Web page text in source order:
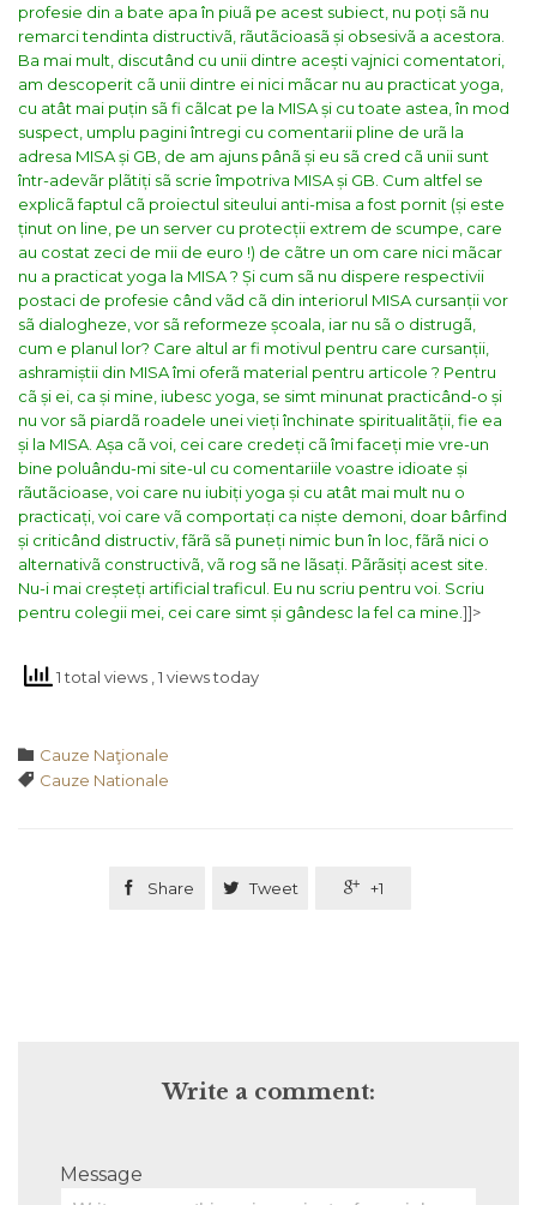
profesie din a bate apa în piuã pe acest subiect, nu poți sã nu
remarci tendinta distructivã, rãutãcioasã și obsesivã a acestora.
Ba mai mult, discutând cu unii dintre acești vajnici comentatori,
am descoperit cã unii dintre ei nici mãcar nu au practicat yoga,
cu atât mai puțin sã fi cãlcat pe la MISA și cu toate astea, în mod
suspect, umplu pagini întregi cu comentarii pline de urã la
adresa MISA și GB, de am ajuns pânã și eu sã cred cã unii sunt
într-adevãr plãtiți sã scrie împotriva MISA și GB. Cum altfel se
explicã faptul cã proiectul siteului anti-misa a fost pornit (și este
ținut on line, pe un server cu protecții extrem de scumpe, care
au costat zeci de mii de euro !) de cãtre un om care nici mãcar
nu a practicat yoga la MISA ? Și cum sã nu dispere respectivii
postaci de profesie când vãd cã din interiorul MISA cursanții vor
sã dialogheze, vor sã reformeze școala, iar nu sã o distrugã,
cum e planul lor? Care altul ar fi motivul pentru care cursanții,
ashramiștii din MISA îmi oferã material pentru articole ? Pentru
cã și ei, ca și mine, iubesc yoga, se simt minunat practicând-o și
nu vor sã piardã roadele unei vieți închinate spiritualitãții, fie ea
și la MISA. Așa cã voi, cei care credeți cã îmi faceți mie vre-un
bine poluându-mi site-ul cu comentariile voastre idioate și
rãutãcioase, voi care nu iubiți yoga și cu atât mai mult nu o
practicați, voi care vã comportați ca niște demoni, doar bârfind
și criticând distructiv, fãrã sã puneți nimic bun în loc, fãrã nici o
alternativã constructivã, vã rog sã ne lãsați. Pãrãsiți acest site.
Nu-i mai creșteți artificial traficul. Eu nu scriu pentru voi. Scriu
pentru colegii mei, cei care simt și gândesc la fel ca mine. ]]>
1 total views , 1 views today
 Category
Cauze Naţionale
 Tags
Cauze Nationale
 Share  Tweet  +1
Write a comment:
Message